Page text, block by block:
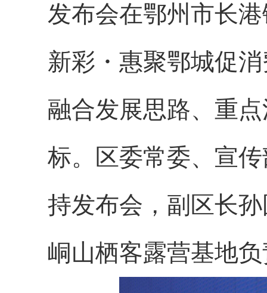
发布会在鄂州市长
新彩 ・ 惠聚鄂城促消
融合发展思路、重
标。
区委常委、宣
持发布会， 副区长
峒山栖客露营基地